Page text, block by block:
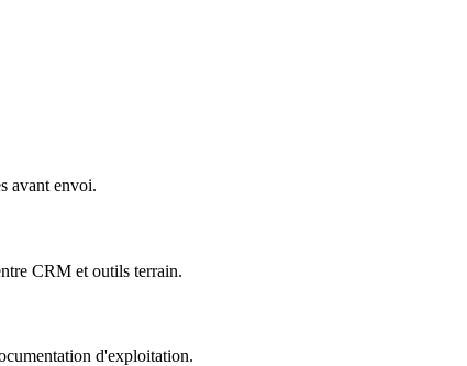
avant envoi.
CRM et outils terrain.
d'exploitation.